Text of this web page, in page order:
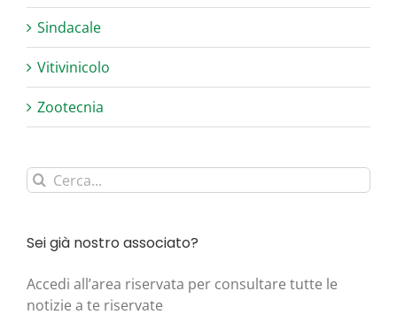
Sindacale
Vitivinicolo
Zootecnia
Cerca
per:
Sei già nostro associato?
Acce­di all’area riser­va­ta per con­sul­ta­re tut­te le
noti­zie a te riservate